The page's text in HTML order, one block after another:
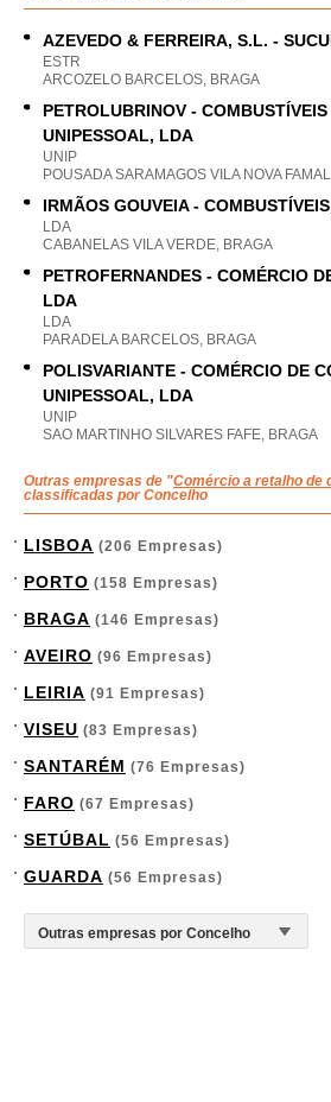
AZEVEDO & FERREIRA, S.L. -
ESTR
ARCOZELO BARCELOS, BRAGA
PETROLUBRINOV -
UNIPESSOAL, LDA
UNIP
POUSADA SARAMAGOS VILA NOVA
IRMÃOS GOUVEIA -
LDA
CABANELAS VILA VERDE, BRAGA
PETROFERNANDES - COMÉRCIO
LDA
LDA
PARADELA BARCELOS, BRAGA
POLISVARIANTE - COMÉRCIO DE
UNIPESSOAL, LDA
UNIP
SAO MARTINHO SILVARES FAFE, BRAGA
Outras empresas de "Comércio a retalho de
classificadas por Concelho
LISBOA (206 Empresas)
PORTO (158 Empresas)
BRAGA (146 Empresas)
AVEIRO (96 Empresas)
LEIRIA (91 Empresas)
VISEU (83 Empresas)
SANTARÉM (76 Empresas)
FARO (67 Empresas)
SETÚBAL (56 Empresas)
GUARDA (56 Empresas)